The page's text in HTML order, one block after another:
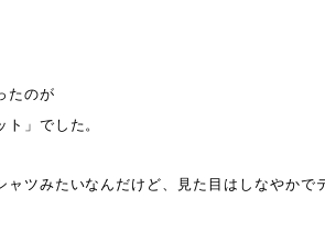
たのが
ト」でした。
ャツみたいなんだけど、見た目はしなやかで